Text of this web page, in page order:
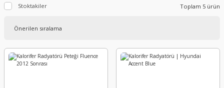
Stoktakiler Toplam 5 ürün